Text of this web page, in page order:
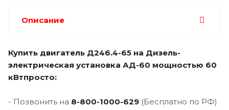
Описание
Купить двигатель Д246.4-65 на Дизель-
электрическая установка АД-60 мощностью 60
кВтпросто:
- Позвонить на 8-800-1000-629 (Бесплатно по РФ)